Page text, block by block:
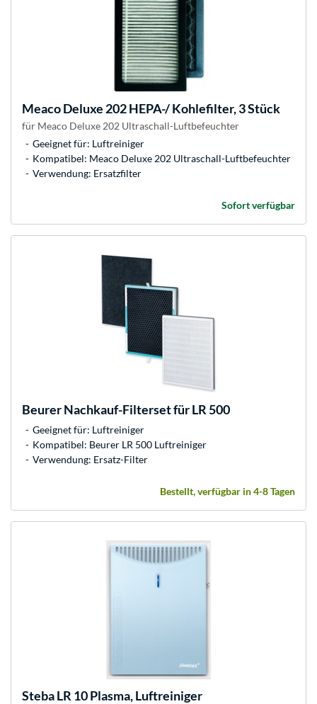
MeacoDeluxe 202 HEPA-/ Kohlefilter, 3 Stück
für Meaco Deluxe 202 Ultraschall-Luftbefeuchter
Geeignet für: Luftreiniger
Kompatibel: Meaco Deluxe 202 Ultraschall-Luftbefeuchter
Verwendung: Ersatzfilter
Sofort verfügbar
BeurerNachkauf-Filterset für LR 500
Geeignet für: Luftreiniger
Kompatibel: Beurer LR 500 Luftreiniger
Verwendung: Ersatz-Filter
Bestellt, verfügbar in 4-8 Tagen
StebaLR 10 Plasma, Luftreiniger